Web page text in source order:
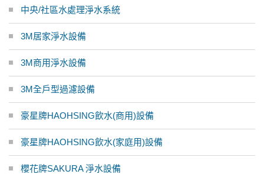
中央/社區水處理淨水系統
3M居家淨水設備
3M商用淨水設備
3M全戶型過濾設備
豪星牌HAOHSING飲水(商用)設備
豪星牌HAOHSING飲水(家庭用)設備
櫻花牌SAKURA 淨水設備